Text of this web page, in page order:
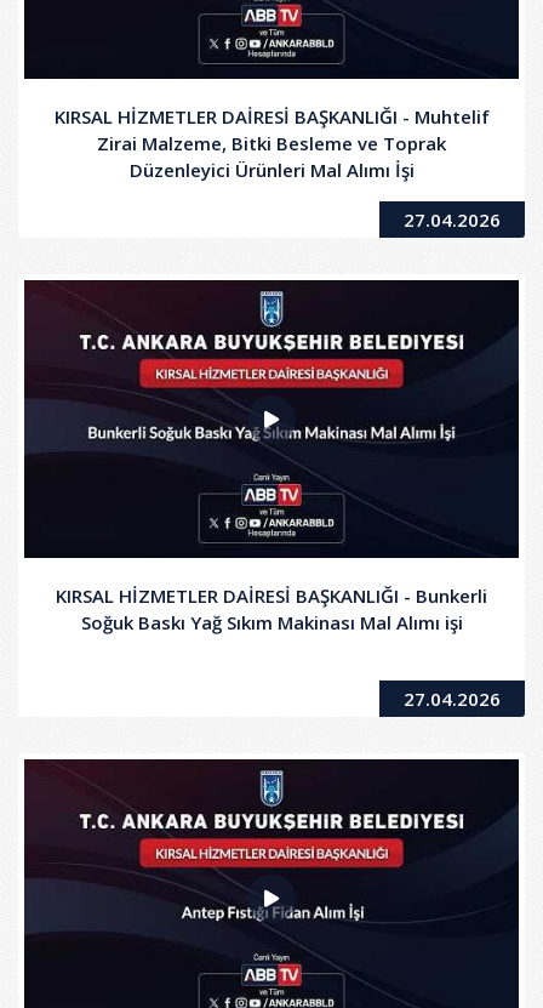
KIRSAL HİZMETLER DAİRESİ BAŞKANLIĞI - Muhtelif
Zirai Malzeme, Bitki Besleme ve Toprak
Düzenleyici Ürünleri Mal Alımı İşi
27.04.2026
KIRSAL HİZMETLER DAİRESİ BAŞKANLIĞI - Bunkerli
Soğuk Baskı Yağ Sıkım Makinası Mal Alımı işi
27.04.2026